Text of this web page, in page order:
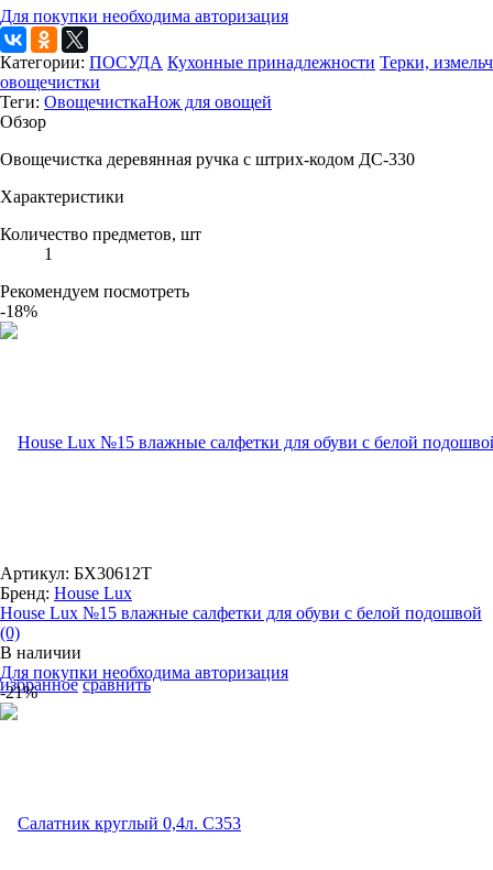
Для покупки необходима авторизация
Категории: ПОСУДА Кухонные принадлежности Терки,
овощечистки
Теги: ОвощечисткаНож для овощей
Обзор
Овощечистка деревянная ручка с штрих-кодом ДС-330
Характеристики
Количество предметов, шт
1
Рекомендуем посмотреть
-18%
избранное сравнить
Артикул: БХ30612Т
Бренд: House Lux
House Lux №15 влажные салфетки для обуви с белой подошвой
(0)
В наличии
Для покупки необходима авторизация
-21%